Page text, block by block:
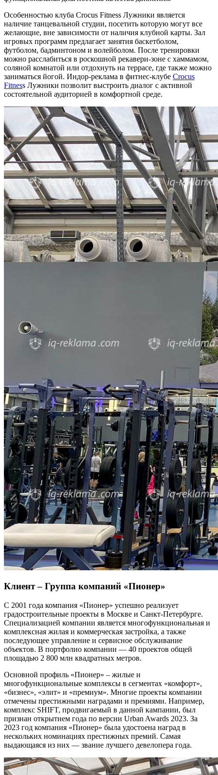
Особенностью клуба Crocus Fitness Лужники является
наличие танцевальной студии, посетить которую могут все
желающие, вне зависимости от наличия клубной карты. Зал
игровых программ предлагает занятия баскетболом,
футболом, бадминтоном и волейболом. После тренировки
можно расслабиться в роскошной рекавери-зоне с хаммамом,
соляной комнатой или отдохнуть на террасе, где также можно
заниматься йогой. Индор-реклама в фитнес-клубе Crocus
Fitness Лужники позволит выстроить диалог с активной
состоятельной аудиторией в комфортной среде.
Клиент – Группа компаний «Пионер»
С 2001 года компания «Пионер» успешно реализует
градостроительные проекты в Москве и Санкт-Петербурге.
Специализацией компании является многофункциональная и
комплексная жилая и коммерческая застройка, а также
последующее управление и сервисное обслуживание
объектов. В портфолио компании — 40 проектов общей
площадью 2 800 млн квадратных метров.
Основной профиль «Пионер» – жилые и
многофункциональные комплексы в сегментах «комфорт»,
«бизнес», «элит» и «премиум». Многие проекты компании
отмечены престижными наградами и премиями. Например,
комплекс SHIFT, продвигаемый в данной кампании, был
признан открытием года по версии Urban Awards 2023. За
2023 год компания «Пионер» была удостоена наград в
нескольких номинациях престижных премий. Самая
выдающаяся из них — звание лучшего девелопера года.